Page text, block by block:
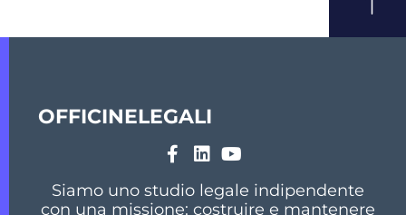
OFFICINELEGALI
Siamo uno studio legale indipendente
con una missione: costruire e mantenere